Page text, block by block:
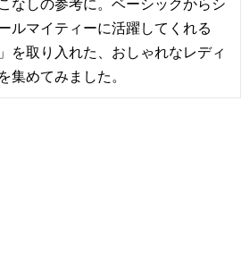
なしの参考に。ベーシックからシ
ルマイティーに活躍してくれる
を取り入れた、おしゃれなレディ
集めてみました。